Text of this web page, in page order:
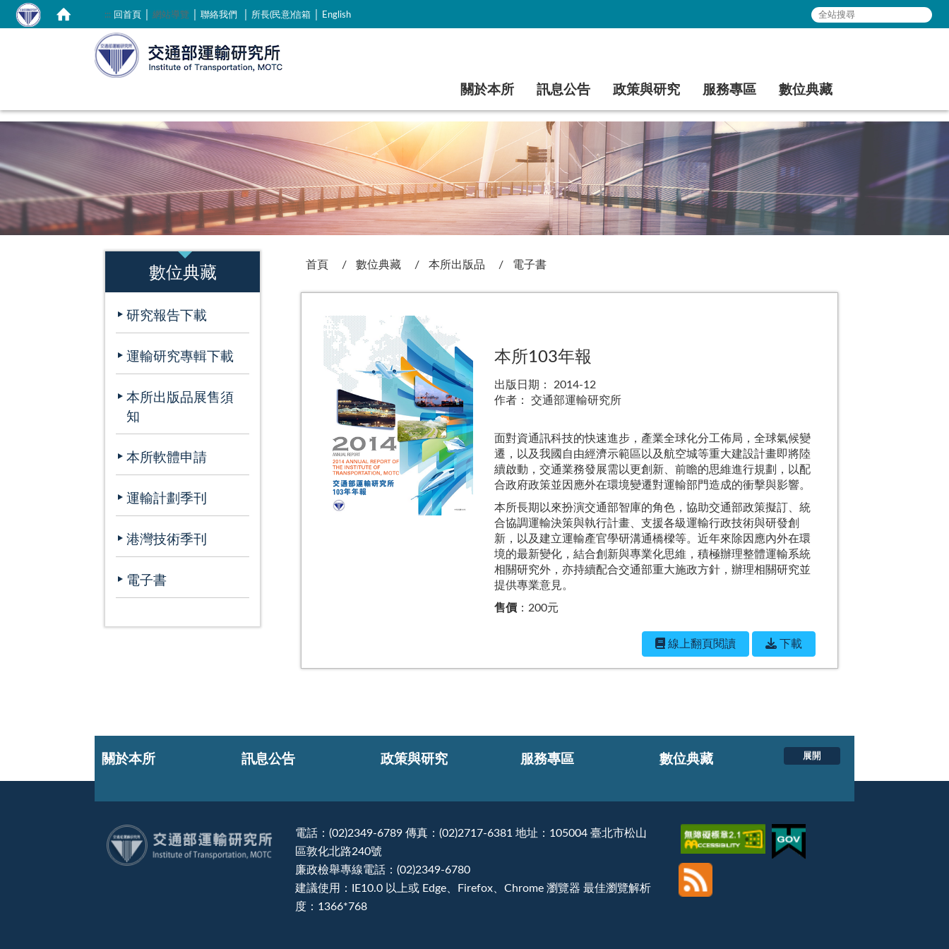
::: 回首頁｜ 網站導覽 聯絡我們｜ 所長(民意)信箱｜ English
關於本所 訊息公告 政策與研究 服務專區 數位典藏
數位典藏
研究報告下載
運輸研究專輯下載
本所出版品展售須
知
本所軟體申請
運輸計劃季刊
港灣技術季刊
電子書
首頁 數位典藏 本所出版品 電子書
本所103年報
出版日期： 2014-12
作者：交通部運輸研究所
面對資通訊科技的快速進步，產業全球化分工佈局，全球氣候變
遷，以及我國自由經濟示範區以及航空城等重大建設計畫即將陸
續啟動，交通業務發展需以更創新、前瞻的思維進行規劃，以配
合政府政策並因應外在環境變遷對運輸部門造成的衝擊與影響。
本所長期以來扮演交通部智庫的角色，協助交通部政策擬訂、統
合協調運輸決策與執行計畫、支援各級運輸行政技術與研發創
新，以及建立運輸產官學研溝通橋樑等。近年來除因應內外在環
境的最新變化，結合創新與專業化思維，積極辦理整體運輸系統
相關研究外，亦持續配合交通部重大施政方針，辦理相關研究並
提供專業意見。
售價 ：200元
線上翻⾴閱讀 下載
展開
關於本所 訊息公告 政策與研究 服務專區 數位典藏
電話：(02)2349-6789 傳真：(02)2717-6381 地址：105004 臺北市松山
區敦化北路240號
廉政檢舉專線電話：(02)2349-6780
建議使用：IE10.0 以上或 Edge、Firefox、Chrome 瀏覽器 最佳瀏覽解析
度：1366*768